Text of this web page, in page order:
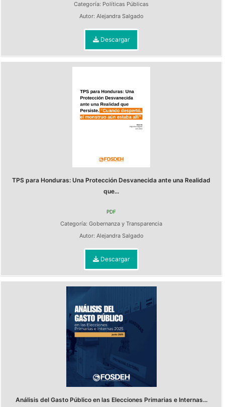
Categoría: Políticas Públicas
Autor: Alejandra Salgado
Descargar
TPS para Honduras: Una Protección Desvanecida ante una Realidad
que...
PDF
Categoría: Gobernanza y Transparencia
Autor: Alejandra Salgado
Descargar
Análisis del Gasto Público en las Elecciones Primarias e Internas...